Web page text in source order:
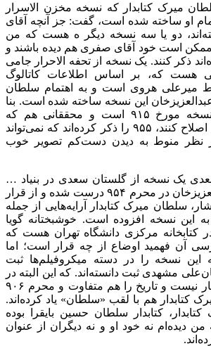
میرک کتابدار که نسخه مخزن الاسرار
او ساخته شده است، گفت: جز آنچه آقای
دو یا سه نسخه دیگر ه هست که من
است خود آقای صفری هم دیده باشند و
ذکر کنند. یک نسخه از تحفه ‌الاحرار جامی
هست که، بر اساس اطلاعات کاتالوگ
خط میرعلی هروی است و به اهتمام سلطان
این نسخه ساخته شده است. بنا
بر کاتالوگ کتابخانه نسخه مورخ ۹۱۵ است و محققانی هم که
خواسته‌اند تاریخ آن را اصلاح کنند، ۹۵۵ را ذکر کرده‌اند که نمی‌تواند
نظر منوط به دیدن دست‌کم تصویر خوب
یک نسخه از گلستان سعدی در بنیاد …
است که در ایام عبدالعزیزخان در محرم ۹۵۴ درست شده و از قرار
سلطان میرک کتابدار آرایه‌هایی از جمله
نسخه افزوده است. خوشبختانه گویا
کتابخانه مرکزی دانشگاه تهران هست که
آن فهمید اوضاع از چه قرار است؛ اما
این نسخه را در دسته میکروفیلم‌ها ثبت
مشهدی ثبت دانسته‌اند. که این البته در
نوشته آقای ریشا/ریشار نیست و تاریخ را هم متفاوت و محرم ۹۰۶
کتابدار هم با لقب «سلطان» یاد کرده‌اند.
کتابدار سلطان حسین بایقرا بوده
دیده‌ام نه خود او و نه دیگران از عنوان